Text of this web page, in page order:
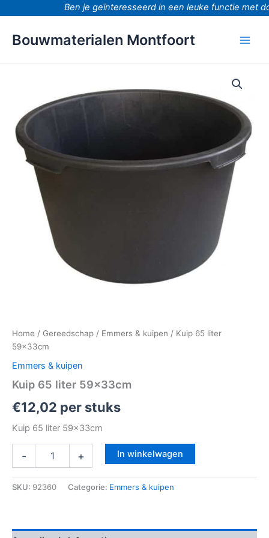
Ben je geïnteresseerd in een leuke functie met
Bouwmaterialen Montfoort
Home / Gereedschap / Emmers & kuipen / Kuip 65 liter
59x33cm
Emmers & kuipen
Kuip 65 liter 59x33cm
€12,02 per stuks
Kuip 65 liter 59x33cm
-
59x33cm
aantal
+ In winkelwagen
SKU: 92360 Categorie: Emmers & kuipen